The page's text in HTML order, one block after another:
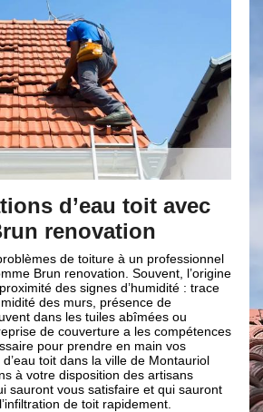
toit avec
à un professionnel
Souvent, l’origine
d’humidité : trace
de
abîmées ou
a les compétences
en main vos
ville de Montauriol
des artisans
et qui sauront
Couvreur
votre service
L’infiltration d’eau de
votre maison, sans
les infiltrations d’eau
plafonds et des murs.
fuite minutieux, faites
couverture Brun
de la fuite
toiture. Nous nous
fiables qui soient
tous risques de fuite